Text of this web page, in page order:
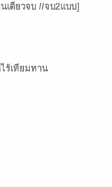
เดียวจบ //จบ2แบบ]
ร้เทียมทาน